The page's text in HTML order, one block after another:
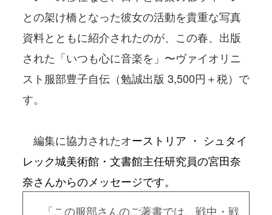
との架け橋となった彼女の活動を貴重な写真
資料とともに紹介されたのが、この春、出版
された「いつも心に音楽を」〜ヴァイオリニ
スト服部豊子自伝（勉誠出版 3,500円＋税）で
す。
編集に協力されたオーストリア ・ シュタイ
レック城美術館・文書館主任研究員の宮田奈
奈さんからのメッセージです。
「この服部さんのご著書では、戦中・戦